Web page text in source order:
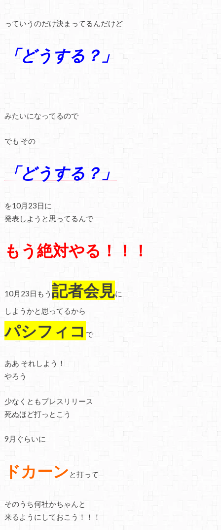
っていうのだけ決まってるんだけど
「どうする？」
みたいになってるので
でも その
「どうする？」
を10月23日に
発表しようと思ってるんで
もう絶対やる！！！
10月23日もう 記者会見に
しようかと思ってるから
パシフィコ で
ああ それしよう！
やろう
少なくともプレスリリース
死ぬほど打っとこう
9月ぐらいに
ドカーン と打って
そのうち何社かちゃんと
来るようにしておこう！！！